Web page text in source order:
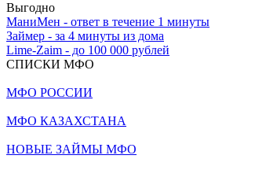
Выгодно
МаниМен - ответ в течение 1 минуты
Займер - за 4 минуты из дома
Lime-Zaim - до 100 000 рублей
СПИСКИ МФО
МФО РОССИИ
МФО КАЗАХСТАНА
НОВЫЕ ЗАЙМЫ МФО